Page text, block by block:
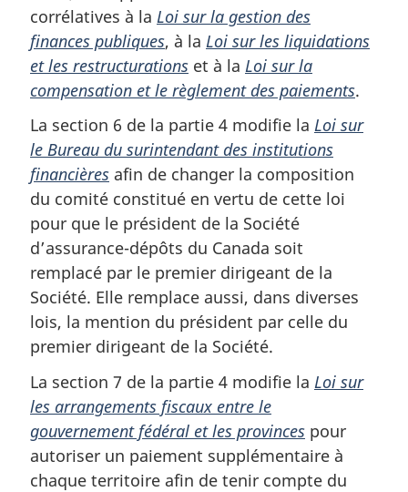
corrélatives à la Loi sur la gestion des
finances publiques, à la Loi sur les liquidations
et les restructurations et à la Loi sur la
compensation et le règlement des paiements.
La section 6 de la partie 4 modifie la Loi sur
le Bureau du surintendant des institutions
financières afin de changer la composition
du comité constitué en vertu de cette loi
pour que le président de la Société
d’assurance-dépôts du Canada soit
remplacé par le premier dirigeant de la
Société. Elle remplace aussi, dans diverses
lois, la mention du président par celle du
premier dirigeant de la Société.
La section 7 de la partie 4 modifie la Loi sur
les arrangements fiscaux entre le
gouvernement fédéral et les provinces pour
autoriser un paiement supplémentaire à
chaque territoire afin de tenir compte du